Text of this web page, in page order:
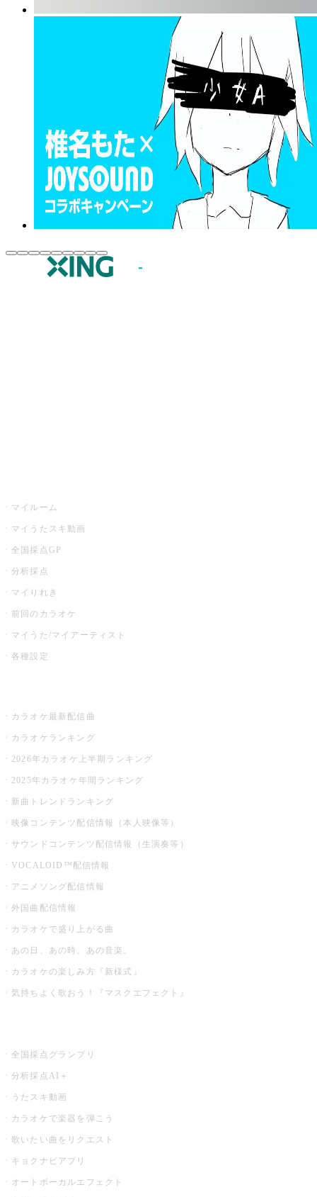
マイルーム
マイうたスキ動画
全国採点GP
分析採点
マイりれき
前回のカラオケ
マイうた/マイアーティスト
各種設定
カラオケ最新配信曲
カラオケランキング
2026年カラオケ上半期ランキング
2025年カラオケ年間ランキング
新曲トレンドランキング
映像コンテンツ配信情報（本人映像等）
サウンドコンテンツ配信情報（生演奏等）
VOCALOID™配信情報
アニメソング配信情報
外国曲配信情報
カラオケで盛り上がる曲
あの日、あの時、あの音楽。
カラオケの楽しみ方『新様式』
気持ちよく歌おう！『マスクエフェクト』
全国採点グランプリ
分析採点AI＋
うたスキ動画
カラオケで楽器を弾こう
歌いたい曲をリクエスト
キョクナビアプリ
オートボーカルエフェクト